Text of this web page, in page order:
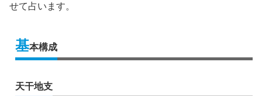
せて占います。
基本構成
天干地支